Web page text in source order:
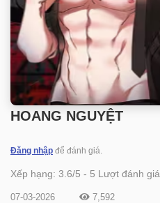
HOANG NGUYỆT
Đăng nhập để đánh giá.
Xếp hạng: 3.6/5 - 5 Lượt đánh giá.
07-03-2026 7,592